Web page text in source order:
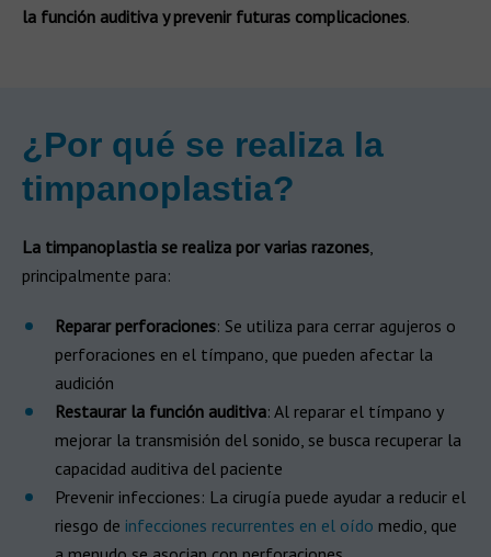
la función auditiva y prevenir futuras complicaciones.
¿Por qué se realiza la
timpanoplastia?
La timpanoplastia se realiza por varias razones,
principalmente para:
Reparar perforaciones: Se utiliza para cerrar agujeros o
perforaciones en el tímpano, que pueden afectar la
audición
Restaurar la función auditiva: Al reparar el tímpano y
mejorar la transmisión del sonido, se busca recuperar la
capacidad auditiva del paciente
Prevenir infecciones: La cirugía puede ayudar a reducir el
riesgo de infecciones recurrentes en el oído medio, que